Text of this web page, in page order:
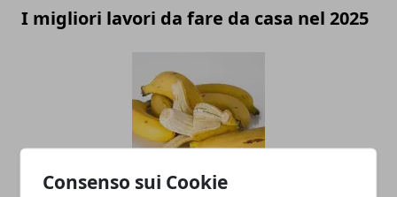
Consenso sui Cookie
I migliori lavori da fare da casa nel 2025